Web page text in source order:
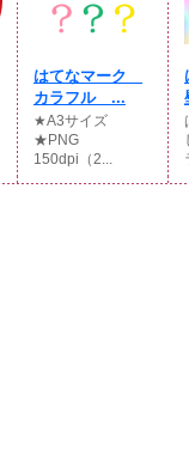
はてなマーク
カラフル ...
★A3サイズ
★PNG
150dpi（2...